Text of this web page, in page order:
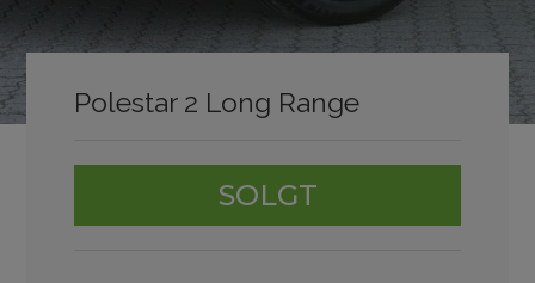
Polestar 2 Long Range
SOLGT